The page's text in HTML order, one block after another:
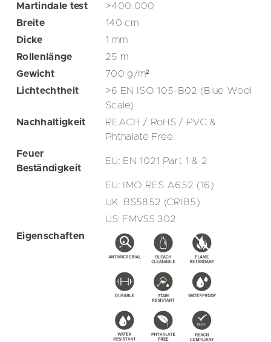
Martindale test
>400.000
Breite
140cm
Dicke
1 mm
Rollenlänge
25 m
Gewicht
700g/m²
Lichtechtheit
>6 EN ISO 105-B02 (Blue Wool
Scale)
Nachhaltigkeit
REACH / RoHS / PVC &
Phthalate Free
Feuer
Beständigkeit
EU: EN 1021 Part 1 & 2
EU: IMO RES A652 (16)
UK: BS5852 (CRIB5)
US: FMVSS 302
Eigenschaften